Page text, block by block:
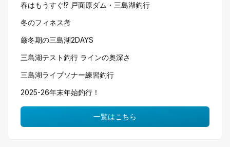
春はもうすぐ!? 戸面原ダム・三島湖釣行
冬のフィネス考
厳冬期の三島湖2DAYS
三島湖テスト釣行 ラインの奥深さ
三島湖ライブソナー練習釣行
2025-26年末年始釣行！
一覧はこちら